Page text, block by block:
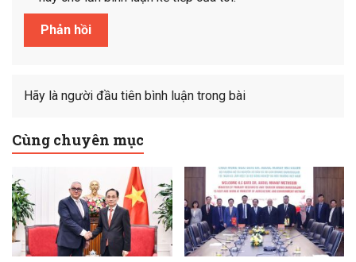
Hãy là người đầu tiên bình luận trong bài
Cùng chuyên mục